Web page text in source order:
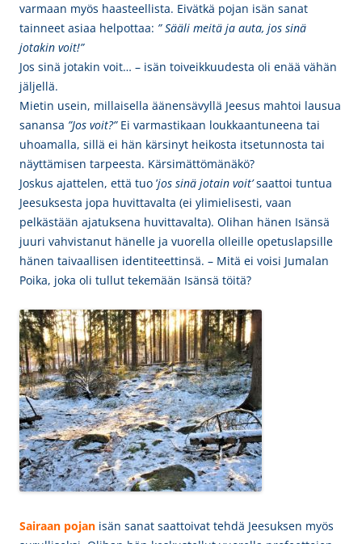
varmaan myös haasteellista. Eivätkä pojan isän sanat
tainneet asiaa helpottaa: ” Sääli meitä ja auta, jos sinä
jotakin voit!”
Jos sinä jotakin voit… – isän toiveikkuudesta oli enää vähän
jäljellä.
Mietin usein, millaisella äänensävyllä Jeesus mahtoi lausua
sanansa ”Jos voit?”Ei varmastikaan loukkaantuneena tai
uhoamalla, sillä ei hän kärsinyt heikosta itsetunnosta tai
näyttämisen tarpeesta. Kärsimättömänäkö?
Joskus ajattelen, että tuo ’jos sinä jotain voit’saattoi tuntua
Jeesuksesta jopa huvittavalta (ei ylimielisesti, vaan
pelkästään ajatuksena huvittavalta). Olihan hänen Isänsä
juuri vahvistanut hänelle ja vuorella olleille opetuslapsille
hänen taivaallisen identiteettinsä. – Mitä ei voisi Jumalan
Poika, joka oli tullut tekemään Isänsä töitä?
Sairaan pojan isän sanat saattoivat tehdä Jeesuksen myös